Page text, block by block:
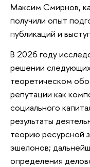
Максим Смирнов,
получили опыт
публикаций и
В 2026 году
решении следующих
теоретическом
репутации как
социального
результаты
теорию ресурсной
эшелонов;
определения